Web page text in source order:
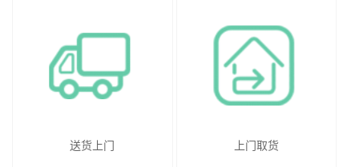
送货上门 上门取货